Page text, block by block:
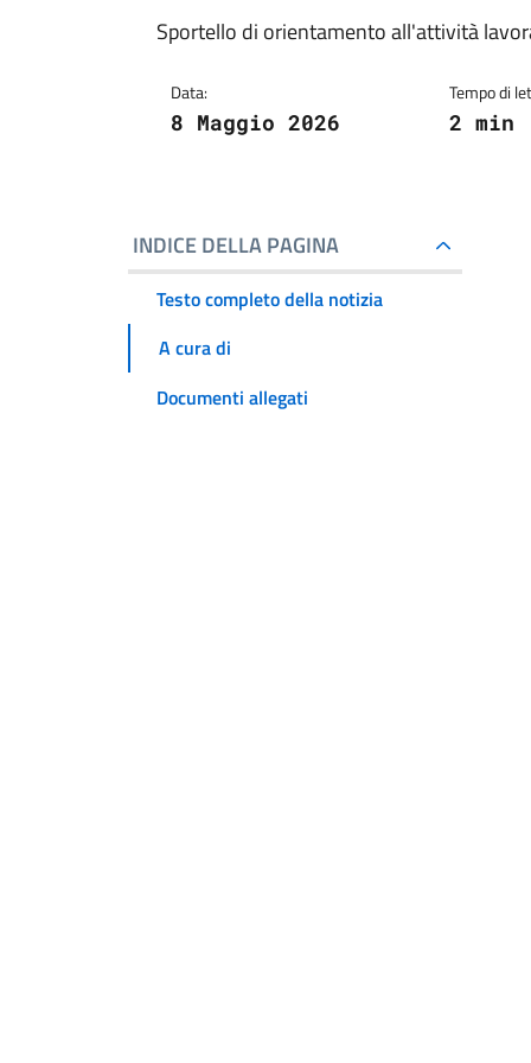
Sportello di orientamento all'attività
Data:
8 Maggio 2026
Tempo di
2 min
INDICE DELLA PAGINA
Testo completo della notizia
A cura di
Documenti allegati